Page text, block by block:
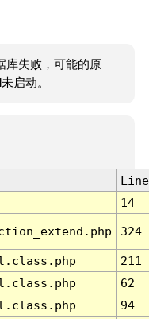
库失败，可能的原
启动。
Line
14
324
211
62
94